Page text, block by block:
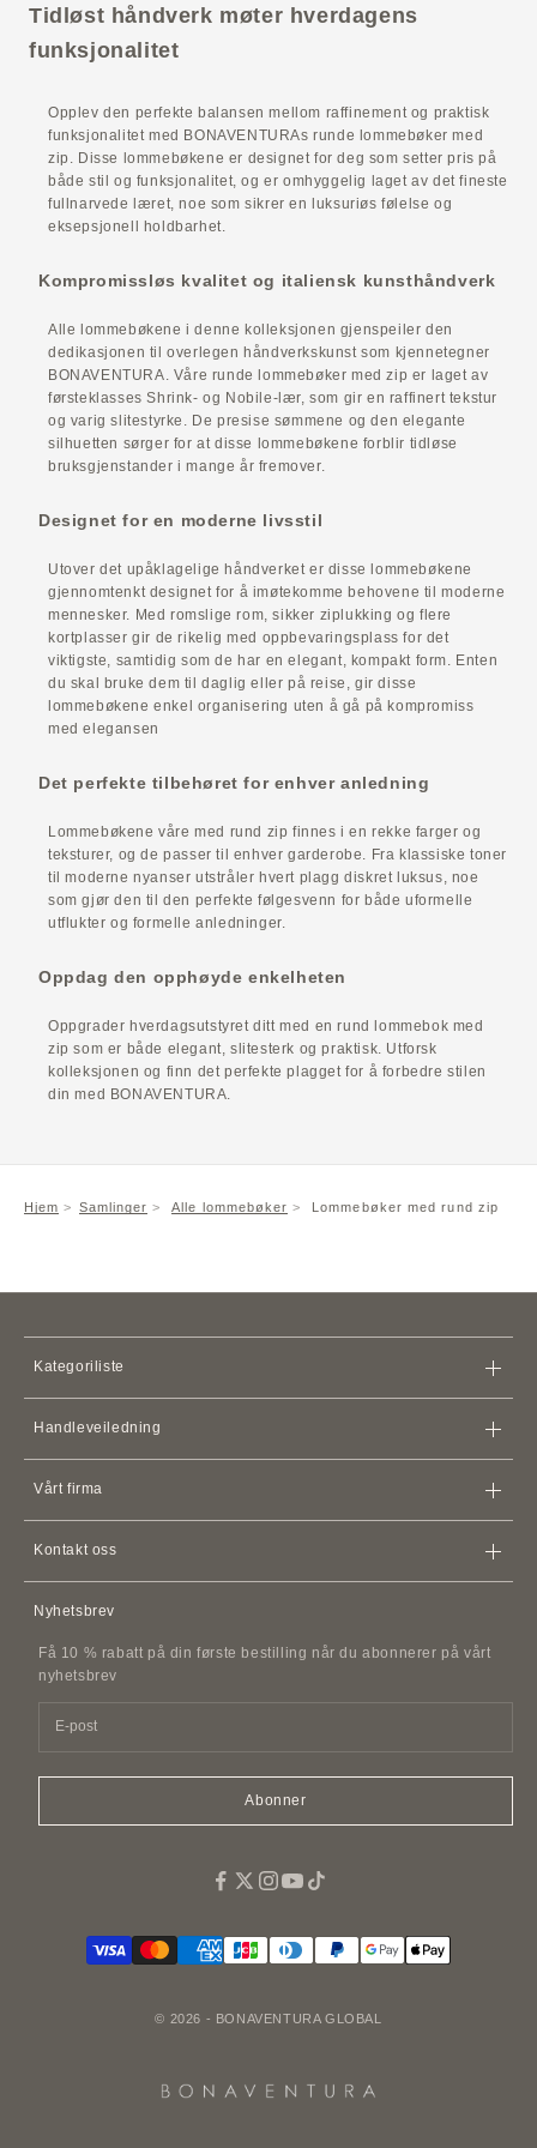
Tidløst håndverk møter hverdagens
funksjonalitet
Opplev den perfekte balansen mellom raffinement og praktisk
funksjonalitet med BONAVENTURAs runde lommebøker med
zip. Disse lommebøkene er designet for deg som setter pris på
både stil og funksjonalitet, og er omhyggelig laget av det fineste
fullnarvede læret, noe som sikrer en luksuriøs følelse og
eksepsjonell holdbarhet.
Kompromissløs kvalitet og italiensk kunsthåndverk
Alle lommebøkene i denne kolleksjonen gjenspeiler den
dedikasjonen til overlegen håndverkskunst som kjennetegner
BONAVENTURA. Våre runde lommebøker med zip er laget av
førsteklasses Shrink- og Nobile-lær, som gir en raffinert tekstur
og varig slitestyrke. De presise sømmene og den elegante
silhuetten sørger for at disse lommebøkene forblir tidløse
bruksgjenstander i mange år fremover.
Designet for en moderne livsstil
Utover det upåklagelige håndverket er disse lommebøkene
gjennomtenkt designet for å imøtekomme behovene til moderne
mennesker. Med romslige rom, sikker ziplukking og flere
kortplasser gir de rikelig med oppbevaringsplass for det
viktigste, samtidig som de har en elegant, kompakt form. Enten
du skal bruke dem til daglig eller på reise, gir disse
lommebøkene enkel organisering uten å gå på kompromiss
med elegansen
Det perfekte tilbehøret for enhver anledning
Lommebøkene våre med rund zip finnes i en rekke farger og
teksturer, og de passer til enhver garderobe. Fra klassiske toner
til moderne nyanser utstråler hvert plagg diskret luksus, noe
som gjør den til den perfekte følgesvenn for både uformelle
utflukter og formelle anledninger.
Oppdag den opphøyde enkelheten
Oppgrader hverdagsutstyret ditt med en rund lommebok med
zip som er både elegant, slitesterk og praktisk. Utforsk
kolleksjonen og finn det perfekte plagget for å forbedre stilen
din med BONAVENTURA.
Hjem Samlinger Alle lommebøker Lommebøker med rund zip
Kategoriliste
iPhone
Apple Watch
AirPods-etuier
Lærtilbehør
Belter i skinn
Tilbehør til kjæledyr
Duft
Handleveiledning
Vårt firma
Imitasjoner og kopier
Kontakt oss
Informasjon om SDI-faktura
Nyhetsbrev
Få 10 % rabatt på din første bestilling når du abonnerer på vårt
nyhetsbrev
Abonner
© 2026 - BONAVENTURA GLOBAL